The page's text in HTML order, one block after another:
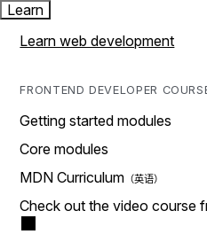
Learn
Learn web development
FRONTEND DEVELOPER
Getting started modules
Core modules
MDN Curriculum
Check out the video course